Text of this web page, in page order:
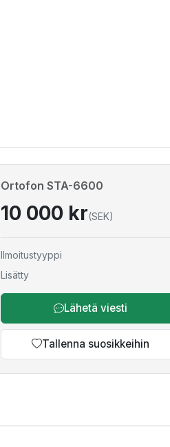
Ortofon STA-6600
10 000 kr(SEK)
Ilmoitustyyppi
Lisätty
Lähetä viesti
Tallenna suosikkeihin